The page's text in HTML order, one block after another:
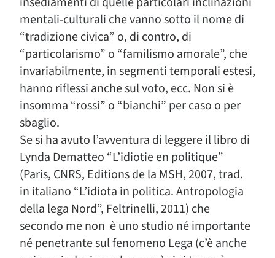
mentali-culturali che vanno sotto il nome di
“tradizione civica” o, di contro, di
“particolarismo” o “familismo amorale”, che
invariabilmente, in segmenti temporali estesi,
hanno riflessi anche sul voto, ecc. Non si è
insomma “rossi” o “bianchi” per caso o per
sbaglio.
Se si ha avuto l’avventura di leggere il libro di
Lynda Dematteo “L’idiotie en politique”
(Paris, CNRS, Editions de la MSH, 2007, trad.
in italiano “L’idiota in politica. Antropologia
della lega Nord”, Feltrinelli, 2011) che
secondo me non è uno studio né importante
né penetrante sul fenomeno Lega (c’è anche